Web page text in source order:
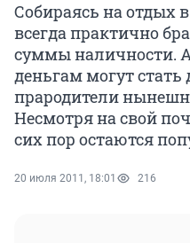
Собираясь на отдых
всегда практично
суммы наличности.
деньгам могут
прародители
Несмотря на свой
сих пор остаются
20 июля 2011, 18:01 216